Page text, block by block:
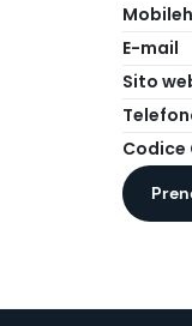
E-mail
Sito
Codice